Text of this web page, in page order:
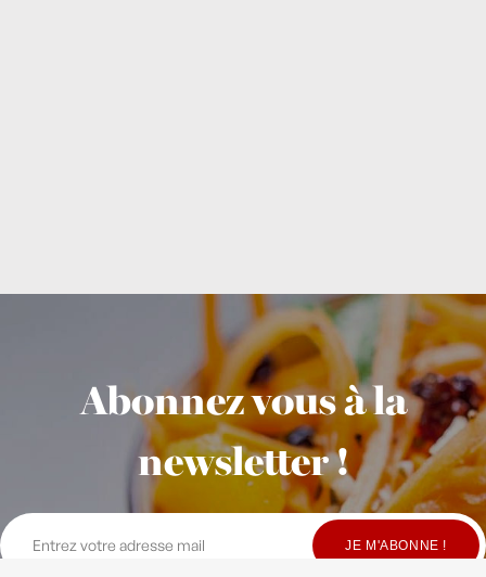
Abonnez vous à la
newsletter !